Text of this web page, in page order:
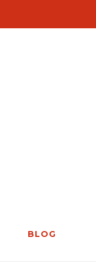
BLOG